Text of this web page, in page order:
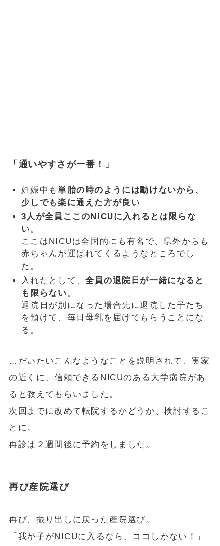
「通いやすさが一番！」
妊娠中も 単胎の時のようには動けないから、
少しでも楽に通えた方が良い
3人が全員ここのNICUに入れるとは限らな
い。
ここはNICUは全国的にも有名で、県外からも
赤ちゃんが運ばれてくるようなところでし
た。
入れたとして、 全員の退院日が一緒になると
も限らない 。
退院日が別になった場合先に退院した子たち
を預けて、毎日母乳を届けてもらうことにな
る。
…だいたいこんなようなことを説明されて、実家
の近くに、信頼できるNICUのある大学病院があ
ると教えてもらいました。
次回までに改めて転院するかどうか、検討するこ
とに。
再診は２週間後に予約をしました。
再び産院選び
再び、振り出しに戻った産院選び。
「我が子がNICUに入るなら、ココしかない！」